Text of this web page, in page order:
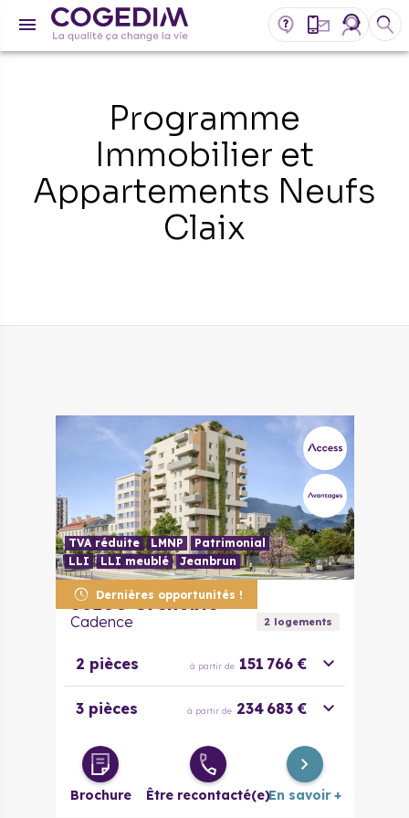
Programme
Immobilier et
Appartements Neufs
Claix
Dernières opportunités !
TVA réduite LMNP
Patrimonial
LLI
LLI meublé Jeanbrun
38100 Grenoble
Cadence 2logements
2 pièces à partir de 151 766 €
3 pièces à partir de 234 683 €
Brochure Être recontacté(e)En savoir +